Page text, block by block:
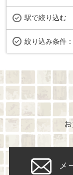
駅で絞り込む
絞り込み条件：
メ